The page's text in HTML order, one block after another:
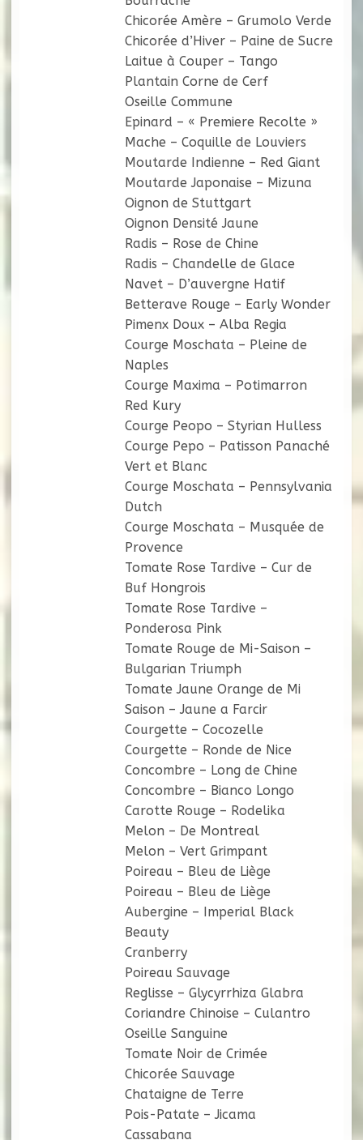
Chicorée Amère – Grumolo Verde
Chicorée d’Hiver – Paine de Sucre
Laitue à Couper – Tango
Plantain Corne de Cerf
Oseille Commune
Epinard – « Premiere Recolte »
Mache – Coquille de Louviers
Moutarde Indienne – Red Giant
Moutarde Japonaise – Mizuna
Oignon de Stuttgart
Oignon Densité Jaune
Radis – Rose de Chine
Radis – Chandelle de Glace
Navet – D’auvergne Hatif
Betterave Rouge – Early Wonder
Pimenx Doux – Alba Regia
Courge Moschata – Pleine de
Naples
Courge Maxima – Potimarron
Red Kury
Courge Peopo – Styrian Hulless
Courge Pepo – Patisson Panaché
Vert et Blanc
Courge Moschata – Pennsylvania
Dutch
Courge Moschata – Musquée de
Provence
Tomate Rose Tardive – Cur de
Buf Hongrois
Tomate Rose Tardive –
Ponderosa Pink
Tomate Rouge de Mi-Saison –
Bulgarian Triumph
Tomate Jaune Orange de Mi
Saison – Jaune a Farcir
Courgette – Cocozelle
Courgette – Ronde de Nice
Concombre – Long de Chine
Concombre – Bianco Longo
Carotte Rouge – Rodelika
Melon – De Montreal
Melon – Vert Grimpant
Poireau – Bleu de Liège
Poireau – Bleu de Liège
Aubergine – Imperial Black
Beauty
Cranberry
Poireau Sauvage
Reglisse – Glycyrrhiza Glabra
Coriandre Chinoise – Culantro
Oseille Sanguine
Tomate Noir de Crimée
Chicorée Sauvage
Chataigne de Terre
Pois-Patate – Jicama
Cassabana